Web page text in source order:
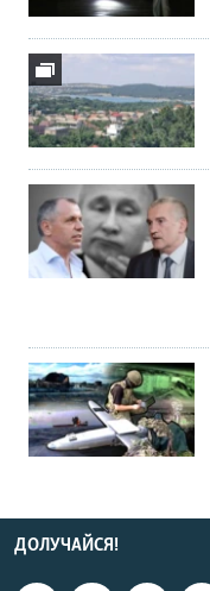
ДОЛУЧАЙСЯ!